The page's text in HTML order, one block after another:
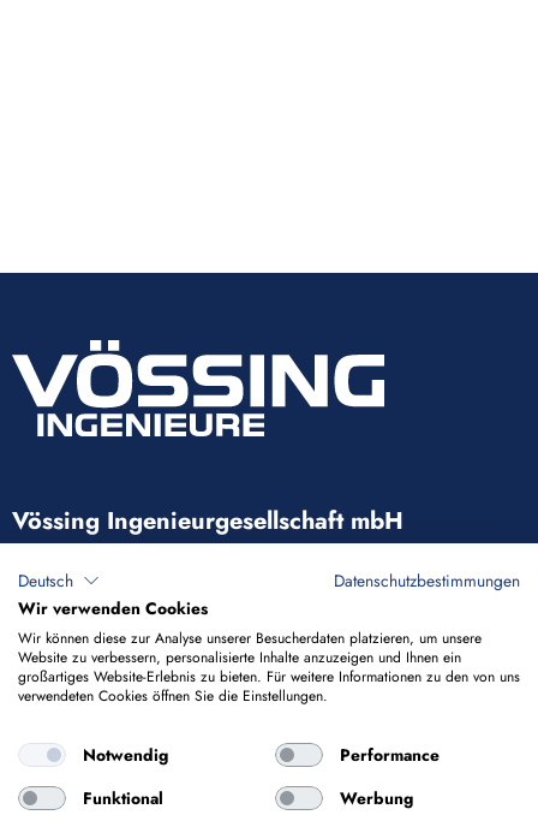
Vössing Ingenieurgesellschaft mbH
Brunnenstraße 29-31
40223 Düsseldorf
+49 211 9054-5
info@voessing.de
Deutsch
Datenschutzbestimmungen
Wir verwenden Cookies
Wir können diese zur Analyse unserer Besucherdaten platzieren, um unsere
Website zu verbessern, personalisierte Inhalte anzuzeigen und Ihnen ein
großartiges Website-Erlebnis zu bieten. Für weitere Informationen zu den von uns
verwendeten Cookies öffnen Sie die Einstellungen.
Notwendig
Performance
Funktional
Werbung